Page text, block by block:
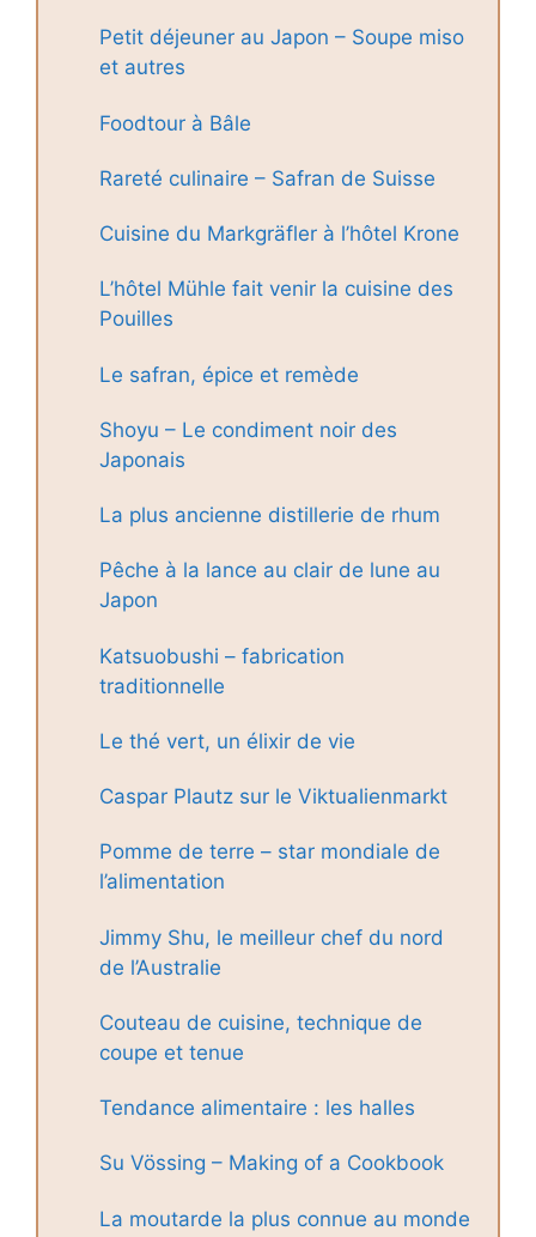
Petit déjeuner au Japon – Soupe miso
et autres
Foodtour à Bâle
Rareté culinaire – Safran de Suisse
Cuisine du Markgräfler à l’hôtel Krone
L’hôtel Mühle fait venir la cuisine des
Pouilles
Le safran, épice et remède
Shoyu – Le condiment noir des
Japonais
La plus ancienne distillerie de rhum
Pêche à la lance au clair de lune au
Japon
Katsuobushi – fabrication
traditionnelle
Le thé vert, un élixir de vie
Caspar Plautz sur le Viktualienmarkt
Pomme de terre – star mondiale de
l’alimentation
Jimmy Shu, le meilleur chef du nord
de l’Australie
Couteau de cuisine, technique de
coupe et tenue
Tendance alimentaire : les halles
Su Vössing – Making of a Cookbook
La moutarde la plus connue au monde